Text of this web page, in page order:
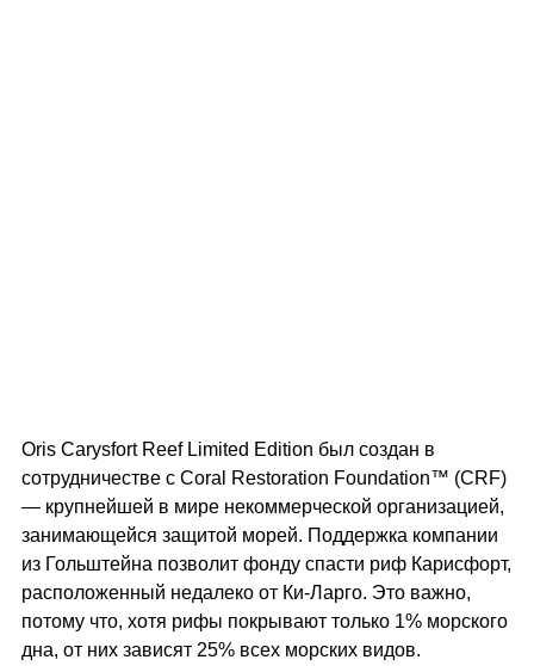
Oris Carysfort Reef Limited Edition был создан в
сотрудничестве с Coral Restoration Foundation™ (CRF)
— крупнейшей в мире некоммерческой организацией,
занимающейся защитой морей. Поддержка компании
из Гольштейна позволит фонду спасти риф Карисфорт,
расположенный недалеко от Ки-Ларго. Это важно,
потому что, хотя рифы покрывают только 1% морского
дна, от них зависят 25% всех морских видов.